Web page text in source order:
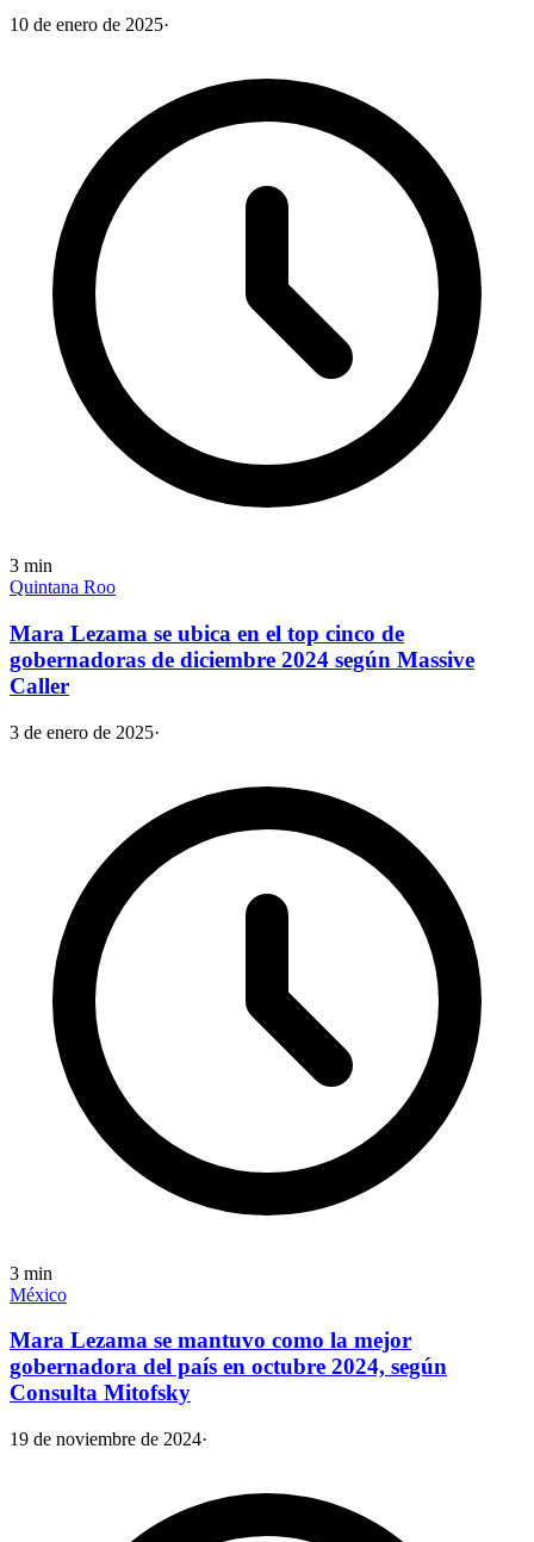
10 de enero de 2025·
3 min
Quintana Roo
Mara Lezama se ubica en el top cinco de
gobernadoras de diciembre 2024 según Massive
Caller
3 de enero de 2025·
3 min
México
Mara Lezama se mantuvo como la mejor
gobernadora del país en octubre 2024, según
Consulta Mitofsky
19 de noviembre de 2024·